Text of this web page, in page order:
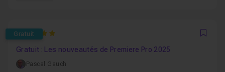
Gratuit
5
Gratuit : Les nouveautés de Premiere Pro 2025
Pascal Gauch